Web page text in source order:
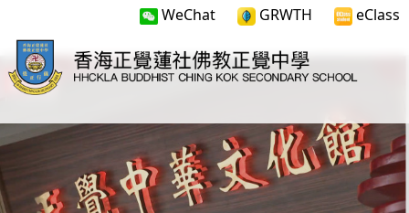
WeChat GRWTH eClass